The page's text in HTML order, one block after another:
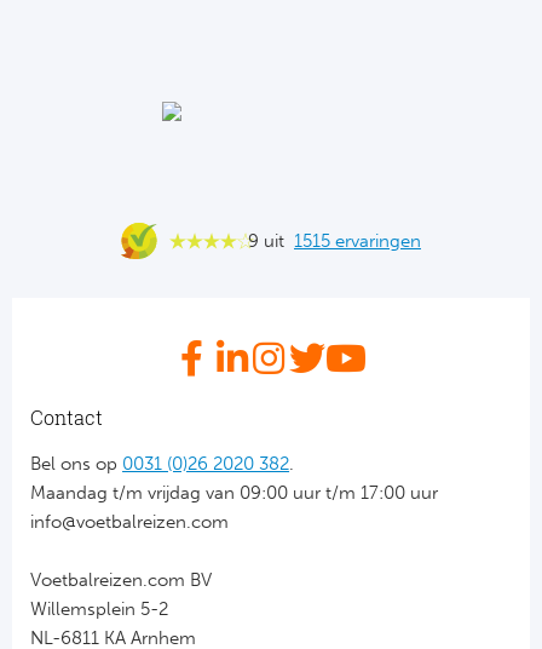
9 uit 1515 ervaringen
Contact
Bel ons op 0031 (0)26 2020 382.
Maandag t/m vrijdag van 09:00 uur t/m 17:00 uur
info@voetbalreizen.com
Voetbalreizen.com BV
Willemsplein 5-2
NL-6811 KA Arnhem